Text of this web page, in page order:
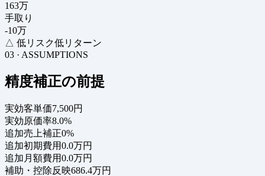
163万
手取り
-10万
△ 低リスク低リターン
03 · ASSUMPTIONS
精度補正の前提
実効客単価7,500円
実効原価率8.0%
追加売上補正0%
追加初期費用0.0万円
追加月額費用0.0万円
補助・控除反映686.4万円